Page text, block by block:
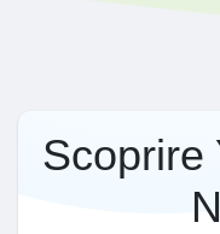
Scoprire